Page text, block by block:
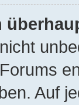
Auf